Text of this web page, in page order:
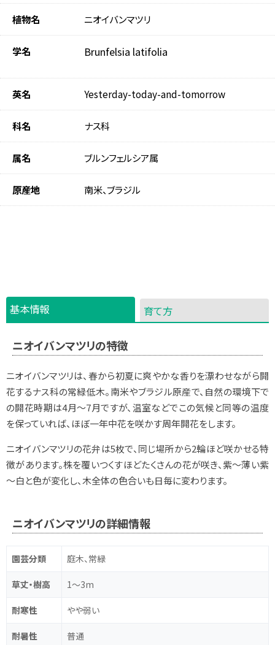
植物名 ニオイバンマツリ
学名 Brunfelsia latifolia
英名 Yesterday-today-and-tomorrow
科名 ナス科
属名 ブルンフェルシア属
原産地 南米、ブラジル
基本情報 育て方
ニオイバンマツリの特徴
ニオイバンマツリは、春から初夏に爽やかな香りを漂わせながら開
花するナス科の常緑低木。南米やブラジル原産で、自然の環境下で
の開花時期は4月～7月ですが、温室などでこの気候と同等の温度
を保っていれば、ほぼ一年中花を咲かす周年開花をします。
ニオイバンマツリの花弁は5枚で、同じ場所から2輪ほど咲かせる特
徴があります。株を覆いつくすほどたくさんの花が咲き、紫～薄い紫
～白と色が変化し、木全体の色合いも日毎に変わります。
ニオイバンマツリの詳細情報
園芸分類 庭木、常緑
草丈・樹高 1～3m
耐寒性 やや弱い
耐暑性 普通